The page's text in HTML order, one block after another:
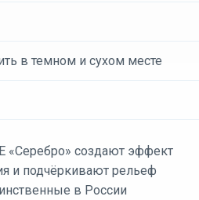
в темном и сухом месте
«Серебро» создают эффект
и подчёркивают рельеф
в России